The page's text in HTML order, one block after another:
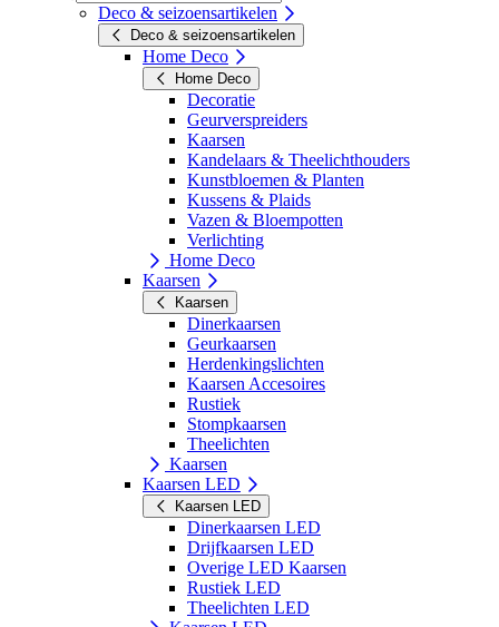
Deco & seizoensartikelen
Deco & seizoensartikelen
Home Deco
Home Deco
Decoratie
Geurverspreiders
Kaarsen
Kandelaars & Theelichthouders
Kunstbloemen & Planten
Kussens & Plaids
Vazen & Bloempotten
Verlichting
Home Deco
Kaarsen
Kaarsen
Dinerkaarsen
Geurkaarsen
Herdenkingslichten
Kaarsen Accesoires
Rustiek
Stompkaarsen
Theelichten
Kaarsen
Kaarsen LED
Kaarsen LED
Dinerkaarsen LED
Drijfkaarsen LED
Overige LED Kaarsen
Rustiek LED
Theelichten LED